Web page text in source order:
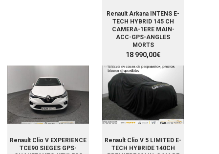
Renault Arkana INTENS E-
TECH HYBRID 145 CH
CAMERA-1ERE MAIN-
ACC-GPS-ANGLES
MORTS
18 990,00€
Renault Clio V EXPERIENCE
TCE90 SIEGES GPS-
Renault Clio V 5 LIMITED E-
TECH HYBRIDE 140CH